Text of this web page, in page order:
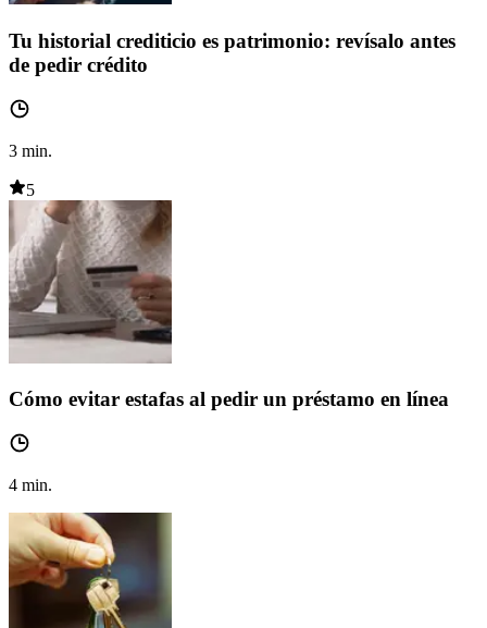
Tu historial crediticio es patrimonio: revísalo antes
de pedir crédito
3 min.
5
Cómo evitar estafas al pedir un préstamo en línea
4 min.